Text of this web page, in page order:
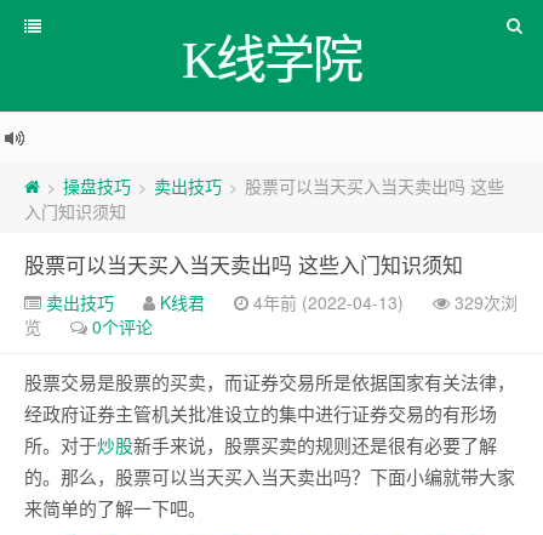
K线学院
> 操盘技巧 > 卖出技巧 > 股票可以当天买入当天卖出吗 这些
入门知识须知
股票可以当天买入当天卖出吗 这些入门知识须知
卖出技巧 K线君 4年前 (2022-04-13)
329次浏
览
0个评论
股票交易是股票的买卖，而证券交易所是依据国家有关法律，
经政府证券主管机关批准设立的集中进行证券交易的有形场
所。对于炒股新手来说，股票买卖的规则还是很有必要了解
的。那么，股票可以当天买入当天卖出吗？下面小编就带大家
来简单的了解一下吧。